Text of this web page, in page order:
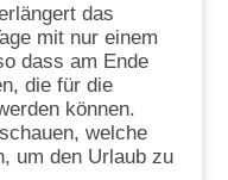
das
mit nur einem
dass am Ende
die für die
können.
welche
um den Urlaub zu